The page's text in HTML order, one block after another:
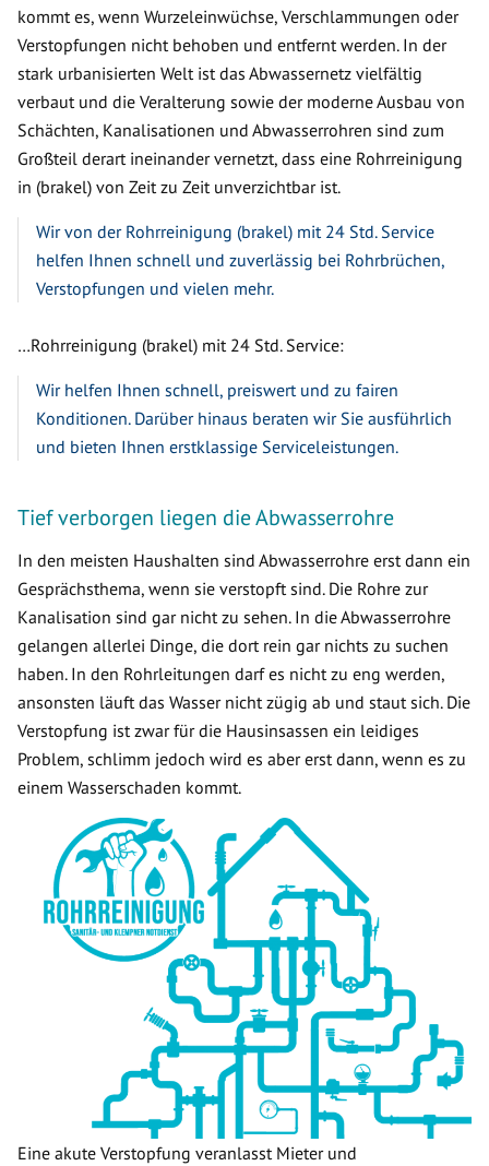
kommt es, wenn Wurzeleinwüchse, Verschlammungen oder
Verstopfungen nicht behoben und entfernt werden. In der
stark urbanisierten Welt ist das Abwassernetz vielfältig
verbaut und die Veralterung sowie der moderne Ausbau von
Schächten, Kanalisationen und Abwasserrohren sind zum
Großteil derart ineinander vernetzt, dass eine Rohrreinigung
in (brakel) von Zeit zu Zeit unverzichtbar ist.
Wir von der Rohrreinigung (brakel) mit 24 Std. Service
helfen Ihnen schnell und zuverlässig bei Rohrbrüchen,
Verstopfungen und vielen mehr.
…Rohrreinigung (brakel) mit 24 Std. Service:
Wir helfen Ihnen schnell, preiswert und zu fairen
Konditionen. Darüber hinaus beraten wir Sie ausführlich
und bieten Ihnen erstklassige Serviceleistungen.
Tief verborgen liegen die Abwasserrohre
In den meisten Haushalten sind Abwasserrohre erst dann ein
Gesprächsthema, wenn sie verstopft sind. Die Rohre zur
Kanalisation sind gar nicht zu sehen. In die Abwasserrohre
gelangen allerlei Dinge, die dort rein gar nichts zu suchen
haben. In den Rohrleitungen darf es nicht zu eng werden,
ansonsten läuft das Wasser nicht zügig ab und staut sich. Die
Verstopfung ist zwar für die Hausinsassen ein leidiges
Problem, schlimm jedoch wird es aber erst dann, wenn es zu
einem Wasserschaden kommt.
Eine akute Verstopfung veranlasst Mieter und